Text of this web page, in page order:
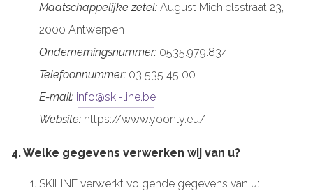
Maatschappelijke zetel: August Michielsstraat 23,
2000 Antwerpen
Ondernemingsnummer: 0535.979.834
Telefoonnummer: 03 535 45 00
E-mail: info@ski-line.be
Website: https://www.yoonly.eu/
4. Welke gegevens verwerken wij van u?
SKILINE verwerkt volgende gegevens van u: